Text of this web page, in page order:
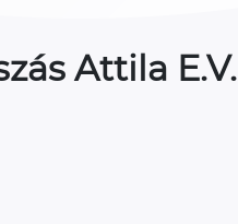
Attila E.V.